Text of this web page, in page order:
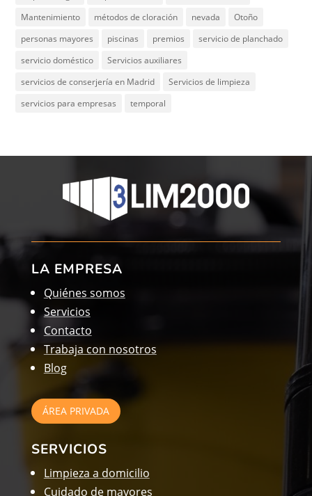
Mantenimiento
métodos de cloración nevada
Otoño
personas mayores
piscinas premios
servicio de planchado
servicio doméstico
Servicios auxiliares
servicios de conserjería en Madrid
Servicios de limpieza
servicios para empresas
temporal
LA EMPRESA
Quiénes somos
Servicios
Contacto
Trabaja con nosotros
Blog
ÁREA PRIVADA
SERVICIOS
Limpieza a domicilio
Cuidado de mayores